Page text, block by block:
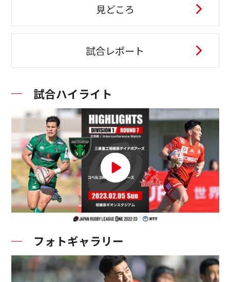
見どころ
試合レポート
試合ハイライト
フォトギャラリー